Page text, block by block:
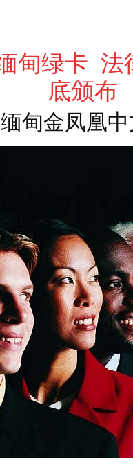
甸绿卡 法
底颁布
缅甸金凤凰